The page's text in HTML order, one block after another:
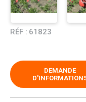
RÉF : 61823
DEMANDE